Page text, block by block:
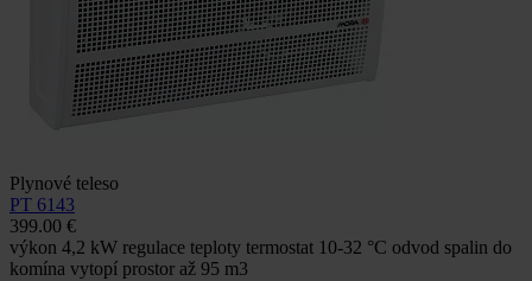
Plynové teleso
PT 6143
399.00 €
výkon 4,2 kW regulace teploty termostat 10-32 °C odvod spalin do
komína vytopí prostor až 95 m3